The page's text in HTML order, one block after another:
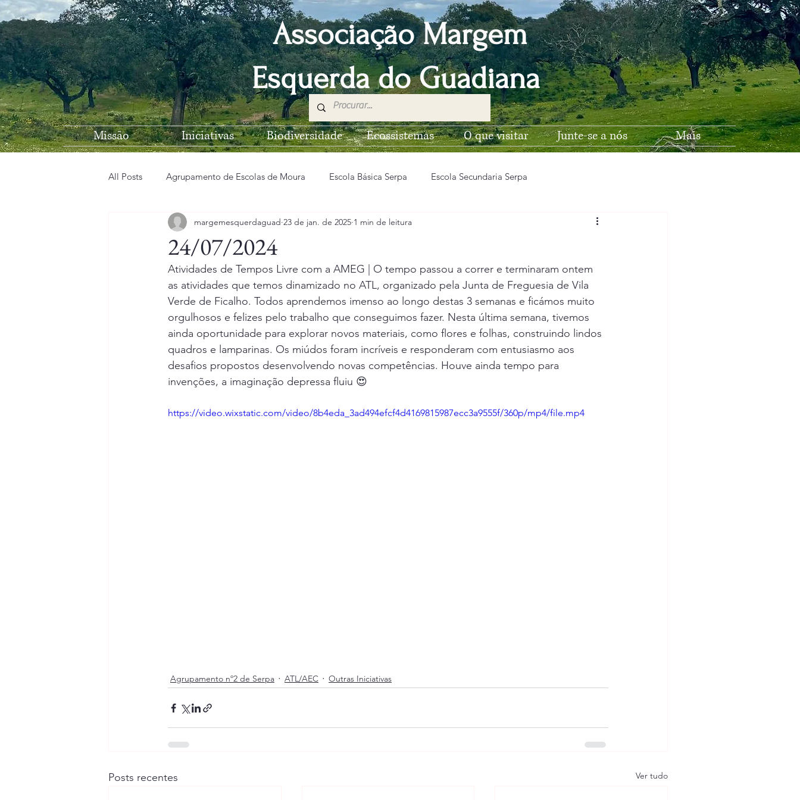
Associação Margem
Esquerda do Guadiana
Missão Iniciativas Biodiversidade Ecossistemas O que visitar Junte-se a nós Mais
All Posts Agrupamento de Escolas de Moura Escola Básica Serpa Escola Secundaria Serpa
EB n1 de Vila Nova de São Bento EB n2 Vila Nova de São Bento Escola A-do-Pinto
Escola Vila Verde de Ficalho EB Abade Correia da Serra Projeto Rios Educacao Ambiental
Dias Comemorativos Passeios Outras Iniciativas Iniciativas Escola dos Bombeiros
Escola do Fojo e Porta Nova Projeto "A Natureza é nossa amiga" Agrupamento nº1 de Serpa
Agrupamento nº2 de Serpa Projeto "O Montado e as Aves" Bioblitz Biodiversidade EB Sobral da Adiça
24/07/2024
margemesquerdaguad 23 de jan. de 2025 1 min de leitura
Atividades de Tempos Livre com a AMEG | O tempo passou a correr e terminaram ontem
as atividades que temos dinamizado no ATL, organizado pela Junta de Freguesia de Vila
Verde de Ficalho. Todos aprendemos imenso ao longo destas 3 semanas e ficámos muito
orgulhosos e felizes pelo trabalho que conseguimos fazer. Nesta última semana, tivemos
ainda oportunidade para explorar novos materiais, como flores e folhas, construindo lindos
quadros e lamparinas. Os miúdos foram incríveis e responderam com entusiasmo aos
desafios propostos desenvolvendo novas competências. Houve ainda tempo para
invenções, a imaginação depressa fluiu 😍
https://video.wixstatic.com/video/8b4eda_3ad494efcf4d4169815987ecc3a9555f/360p/mp4/file.mp4
Agrupamento nº2 de Serpa ATL/AEC Outras Iniciativas
Posts recentes Ver tudo